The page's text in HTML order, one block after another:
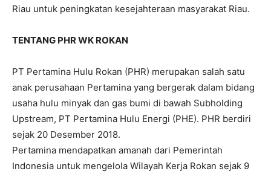
Riau untuk peningkatan kesejahteraan masyarakat Riau.
TENTANG PHR WK ROKAN
PT Pertamina Hulu Rokan (PHR) merupakan salah satu
anak perusahaan Pertamina yang bergerak dalam bidang
usaha hulu minyak dan gas bumi di bawah Subholding
Upstream, PT Pertamina Hulu Energi (PHE). PHR berdiri
sejak 20 Desember 2018.
Pertamina mendapatkan amanah dari Pemerintah
Indonesia untuk mengelola Wilayah Kerja Rokan sejak 9